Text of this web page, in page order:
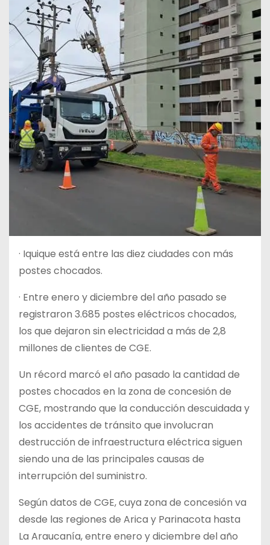
· Iquique está entre las diez ciudades con más
postes chocados.
· Entre enero y diciembre del año pasado se
registraron 3.685 postes eléctricos chocados,
los que dejaron sin electricidad a más de 2,8
millones de clientes de CGE.
Un récord marcó el año pasado la cantidad de
postes chocados en la zona de concesión de
CGE, mostrando que la conducción descuidada y
los accidentes de tránsito que involucran
destrucción de infraestructura eléctrica siguen
siendo una de las principales causas de
interrupción del suministro.
Según datos de CGE, cuya zona de concesión va
desde las regiones de Arica y Parinacota hasta
La Araucanía, entre enero y diciembre del año